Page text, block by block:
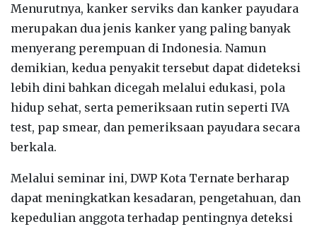
Menurutnya, kanker serviks dan kanker payudara
merupakan dua jenis kanker yang paling banyak
menyerang perempuan di Indonesia. Namun
demikian, kedua penyakit tersebut dapat dideteksi
lebih dini bahkan dicegah melalui edukasi, pola
hidup sehat, serta pemeriksaan rutin seperti IVA
test, pap smear, dan pemeriksaan payudara secara
berkala.
Melalui seminar ini, DWP Kota Ternate berharap
dapat meningkatkan kesadaran, pengetahuan, dan
kepedulian anggota terhadap pentingnya deteksi